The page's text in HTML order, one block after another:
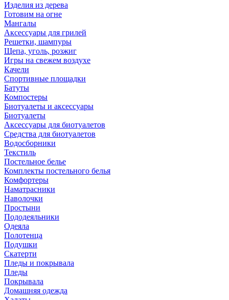
Изделия из дерева
Готовим на огне
Мангалы
Аксессуары для грилей
Решетки, шампуры
Щепа, уголь, розжиг
Игры на свежем воздухе
Качели
Спортивные площадки
Батуты
Компостеры
Биотуалеты и аксессуары
Биотуалеты
Аксессуары для биотуалетов
Средства для биотуалетов
Водосборники
Текстиль
Постельное белье
Комплекты постельного белья
Комфортеры
Наматрасники
Наволочки
Простыни
Пододеяльники
Одеяла
Полотенца
Подушки
Скатерти
Пледы и покрывала
Пледы
Покрывала
Домашняя одежда